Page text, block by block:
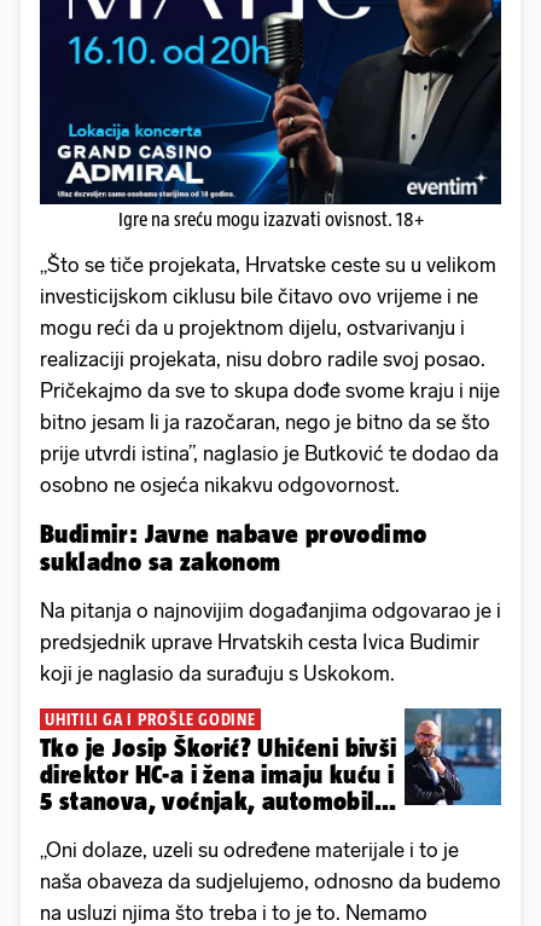
Igre na sreću mogu izazvati ovisnost. 18+
„Što se tiče projekata, Hrvatske ceste su u velikom
investicijskom ciklusu bile čitavo ovo vrijeme i ne
mogu reći da u projektnom dijelu, ostvarivanju i
realizaciji projekata, nisu dobro radile svoj posao.
Pričekajmo da sve to skupa dođe svome kraju i nije
bitno jesam li ja razočaran, nego je bitno da se što
prije utvrdi istina”, naglasio je Butković te dodao da
osobno ne osjeća nikakvu odgovornost.
Budimir: Javne nabave provodimo
sukladno sa zakonom
Na pitanja o najnovijim događanjima odgovarao je i
predsjednik uprave Hrvatskih cesta Ivica Budimir
koji je naglasio da surađuju s Uskokom.
UHITILI GA I PROŠLE GODINE
Tko je Josip Škorić? Uhićeni bivši
direktor HC-a i žena imaju kuću i
5 stanova, voćnjak, automobil...
„Oni dolaze, uzeli su određene materijale i to je
naša obaveza da sudjelujemo, odnosno da budemo
na usluzi njima što treba i to je to. Nemamo